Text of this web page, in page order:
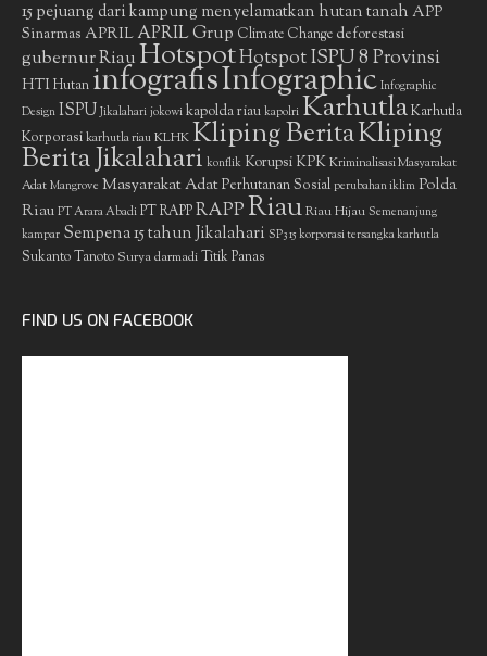
15 pejuang dari kampung menyelamatkan hutan tanah APP
Sinarmas APRIL APRIL Grup Climate Change deforestasi
gubernur RiauHotspotHotspot ISPU 8 Provinsi
HTIHutan infografisInfographic Infographic
Design ISPU Jikalahari jokowi kapolda riau kapolri KarhutlaKarhutla
Korporasikarhutla riauKLHKKliping BeritaKliping
Berita Jikalahari konflik Korupsi KPKKriminalisasi Masyarakat
Adat Mangrove Masyarakat AdatPerhutanan Sosial perubahan iklim Polda
Riau PT Arara Abadi PT RAPPRAPPRiauRiau Hijau Semenanjung
kampar Sempena 15 tahun Jikalahari SP3 15 korporasi tersangka karhutla
Sukanto Tanoto Surya darmadiTitik Panas
FIND US ON FACEBOOK